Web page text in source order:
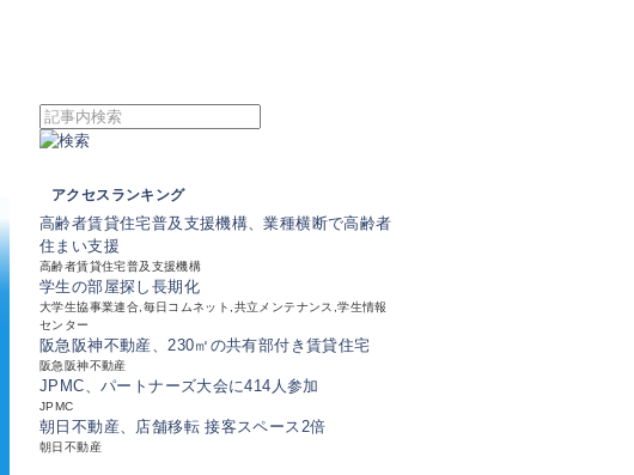
アクセスランキング
高齢者賃貸住宅普及支援機構、業種横断で高齢者
住まい支援
高齢者賃貸住宅普及支援機構
学生の部屋探し長期化
大学生協事業連合,毎日コムネット,共立メンテナンス,学生情報
センター
阪急阪神不動産、230㎡の共有部付き賃貸住宅
阪急阪神不動産
JPMC、パートナーズ大会に414人参加
JPMC
朝日不動産、店舗移転 接客スペース2倍
朝日不動産